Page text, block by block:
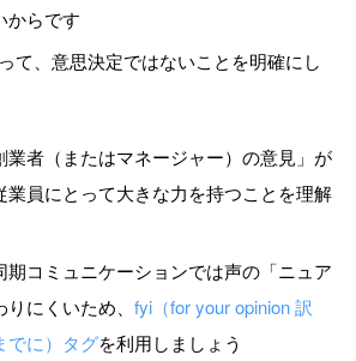
からです
て、意思決定ではないことを明確にし
業者（またはマネージャー）の意見」が
業員にとって大きな力を持つことを理解
期コミュニケーションでは声の「ニュア
にくいため、 fyi（for your opinion 訳
でに）タグを利用しましょう